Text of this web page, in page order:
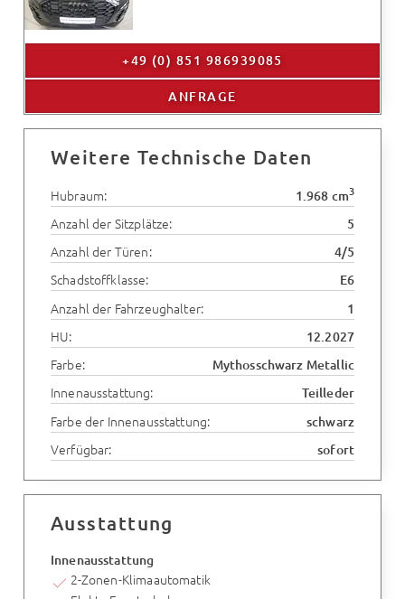
+49 (0) 851 986939085
ANFRAGE
Weitere Technische Daten
Hubraum: 1.968 cm3
Anzahl der Sitzplätze: 5
Anzahl der Türen: 4/5
Schadstoffklasse: E6
Anzahl der Fahrzeughalter: 1
HU: 12.2027
Farbe: Mythosschwarz Metallic
Innenausstattung: Teilleder
Farbe der Innenausstattung: schwarz
Verfügbar: sofort
Ausstattung
Innenausstattung
2-Zonen-Klimaautomatik